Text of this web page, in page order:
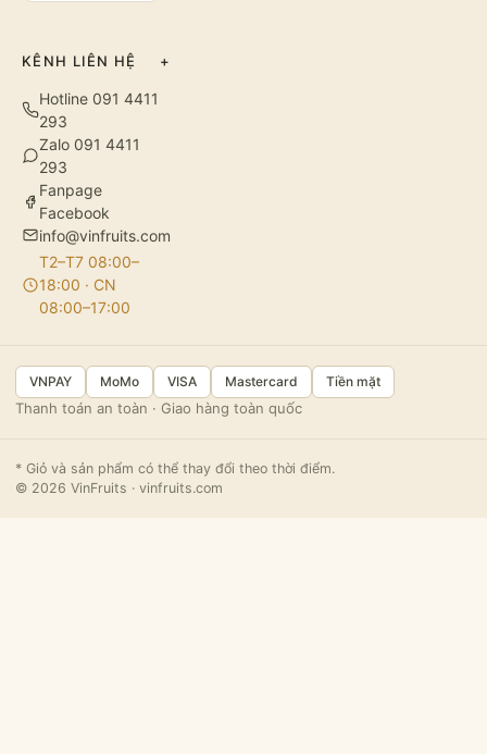
KÊNH LIÊN HỆ +
Hotline 091 4411
293
Zalo 091 4411
293
Fanpage
Facebook
info@vinfruits.com
T2–T7 08:00–
18:00 · CN
08:00–17:00
VNPAY MoMo VISA Mastercard Tiền mặt
Thanh toán an toàn · Giao hàng toàn quốc
* Giỏ và sản phẩm có thể thay đổi theo thời điểm.
© 2026 VinFruits · vinfruits.com